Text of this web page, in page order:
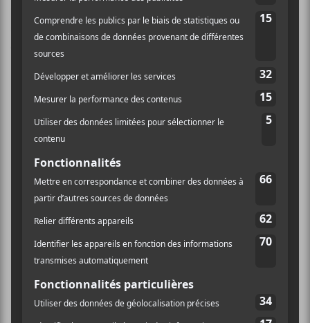
Ce site utilise Akismet pour réduire les indésirables.
savoir plus sur la façon dont les données de vos
commentaires sont traitées
INSCRIPTION À L’INFOLETTRE
Ne manquez pas les dernières
nouvelles!
Abonnez-vous à l’infolettre du Canal
Auditif pour tout savoir de l’actualité